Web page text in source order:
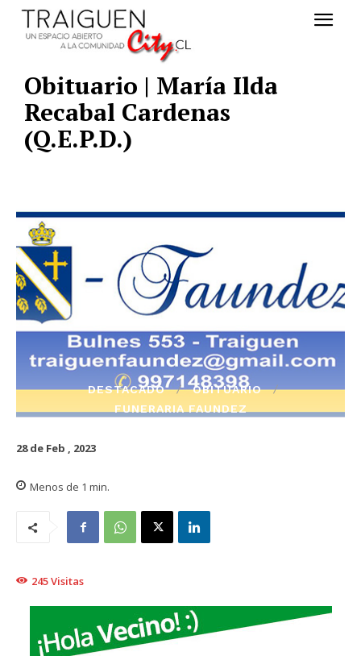
Obituario | María Ilda
Recabal Cardenas
(Q.E.P.D.)
DESTACADO
OBITUARIO
FUNERARIA FAUNDEZ
28 de Feb , 2023
Menos de 1 min.
245Visitas